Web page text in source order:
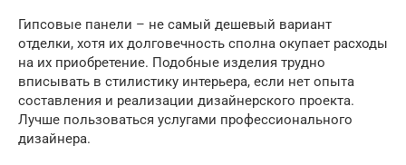
Гипсовые панели – не самый дешевый вариант
отделки, хотя их долговечность сполна окупает расходы
на их приобретение. Подобные изделия трудно
вписывать в стилистику интерьера, если нет опыта
составления и реализации дизайнерского проекта.
Лучше пользоваться услугами профессионального
дизайнера.